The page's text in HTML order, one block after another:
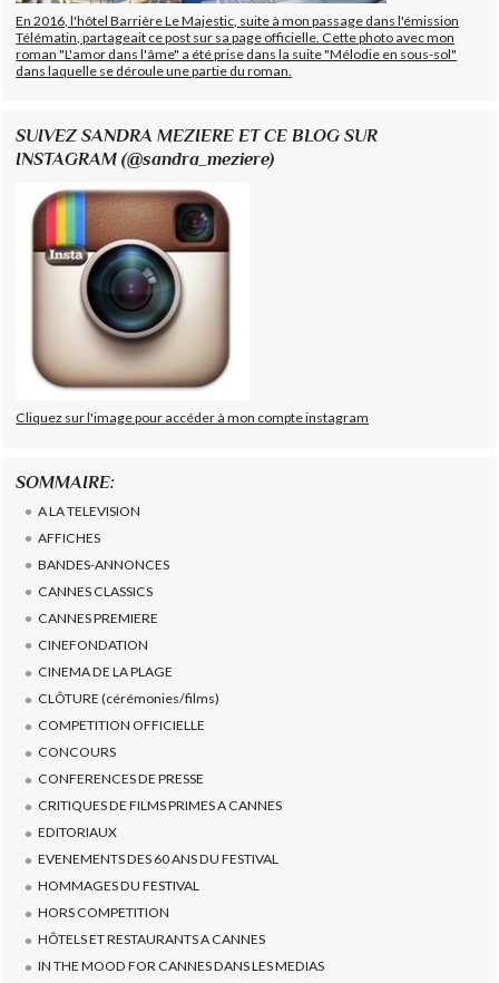
En 2016, l'hôtel Barrière Le Majestic, suite à mon passage dans l'émission
Télématin, partageait ce post sur sa page officielle. Cette photo avec mon
roman "L'amor dans l'âme" a été prise dans la suite "Mélodie en sous-sol"
dans laquelle se déroule une partie du roman.
SUIVEZ SANDRA MEZIERE ET CE BLOG SUR
INSTAGRAM (@sandra_meziere)
Cliquez sur l'image pour accéder à mon compte instagram
SOMMAIRE:
A LA TELEVISION
AFFICHES
BANDES-ANNONCES
CANNES CLASSICS
CANNES PREMIERE
CINEFONDATION
CINEMA DE LA PLAGE
CLÔTURE (cérémonies/films)
COMPETITION OFFICIELLE
CONCOURS
CONFERENCES DE PRESSE
CRITIQUES DE FILMS PRIMES A CANNES
EDITORIAUX
EVENEMENTS DES 60 ANS DU FESTIVAL
HOMMAGES DU FESTIVAL
HORS COMPETITION
HÔTELS ET RESTAURANTS A CANNES
IN THE MOOD FOR CANNES DANS LES MEDIAS